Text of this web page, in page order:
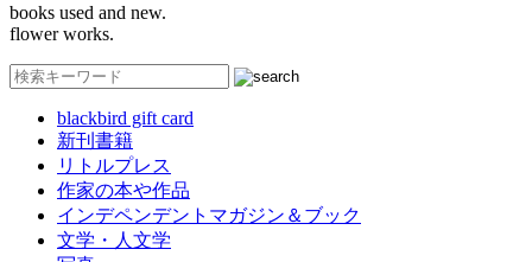
books used and new.
flower works.
blackbird gift card
新刊書籍
リトルプレス
作家の本や作品
インデペンデントマガジン＆ブック
文学・人文学